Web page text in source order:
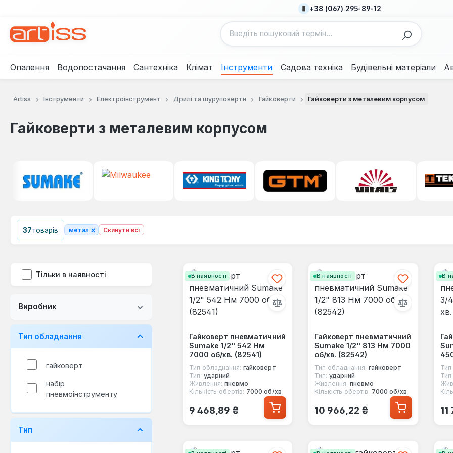
+38 (067) 295-89-12
Опалення Водопостачання Сантехніка Клімат Інструменти Садова техніка Будівельні матеріали
Artiss Інструменти Електроінструмент Дрилі та шуруповерти Гайковерти Гайковерти з металевим корпусом
Гайковерти з металевим корпусом
37товарів метал × Скинути всі
Тільки в наявності
Виробник
Тип обладнання
гайковерт
набір
пневмоінструменту
Тип
В наявності
Гайковерт пневматичний
Sumake 1/2" 542 Нм
7000 об/хв. (82541)
Тип обладнання: гайковерт
Тип: ударний
Живлення: пневмо
Кількість обертів: 7000 об/хв
Звичайна ціна:
9 468,89 ₴
В наявності
Гайковерт пневматичний
Sumake 1/2" 813 Нм 7000
об/хв. (82542)
Тип обладнання: гайковерт
Тип: ударний
Живлення: пневмо
Кількість обертів: 7000 об/хв
Звичайна ціна:
10 966,22 ₴
В
Тип: